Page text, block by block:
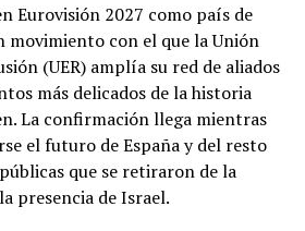
Eurovisión 2027 como país de
movimiento con el que la Unión
(UER) amplía su red de aliados
más delicados de la historia
La confirmación llega mientras
el futuro de España y del resto
que se retiraron de la
presencia de Israel.